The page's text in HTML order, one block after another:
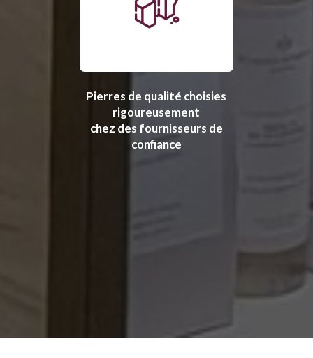
Pierres de qualité choisies
rigoureusement
chez des fournisseurs de
confiance